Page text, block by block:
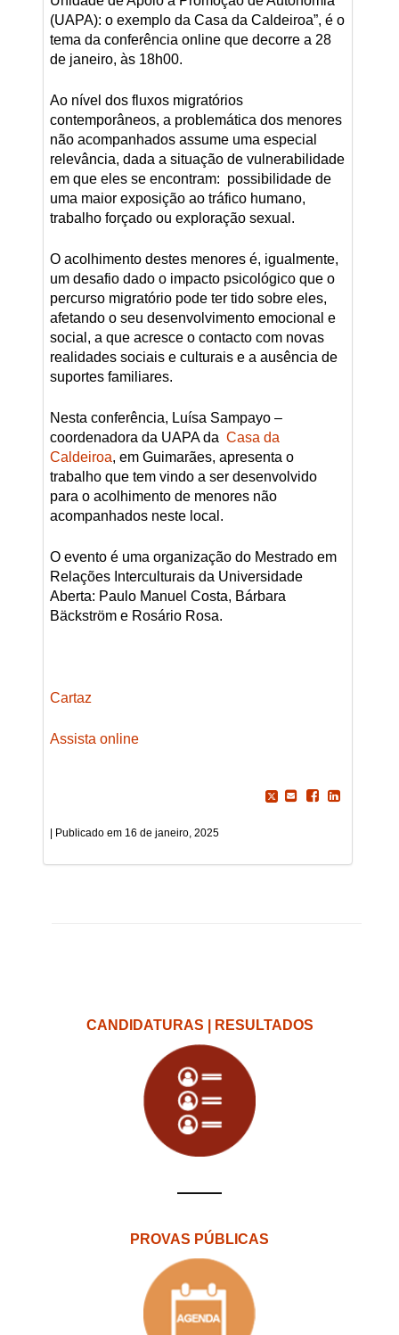
(UAPA): o exemplo da Casa da Caldeiroa”, é o
tema da conferência online que decorre a 28
de janeiro, às 18h00.
Ao nível dos fluxos migratórios
contemporâneos, a problemática dos menores
não acompanhados assume uma especial
relevância, dada a situação de vulnerabilidade
em que eles se encontram: possibilidade de
uma maior exposição ao tráfico humano,
trabalho forçado ou exploração sexual.
O acolhimento destes menores é, igualmente,
um desafio dado o impacto psicológico que o
percurso migratório pode ter tido sobre eles,
afetando o seu desenvolvimento emocional e
social, a que acresce o contacto com novas
realidades sociais e culturais e a ausência de
suportes familiares.
Nesta conferência, Luísa Sampayo –
coordenadora da UAPA da Casa da
Caldeiroa, em Guimarães, apresenta o
trabalho que tem vindo a ser desenvolvido
para o acolhimento de menores não
acompanhados neste local.
O evento é uma organização do Mestrado em
Relações Interculturais da Universidade
Aberta: Paulo Manuel Costa, Bárbara
Bäckström e Rosário Rosa.
Cartaz
Assista online
16 de janeiro, 2025
CANDIDATURAS | RESULTADOS
PROVAS PÚBLICAS